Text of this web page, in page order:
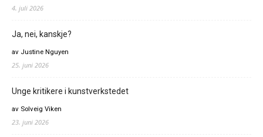
4. juli 2026
Ja, nei, kanskje?
av Justine Nguyen
25. juni 2026
Unge kritikere i kunstverkstedet
av Solveig Viken
23. juni 2026